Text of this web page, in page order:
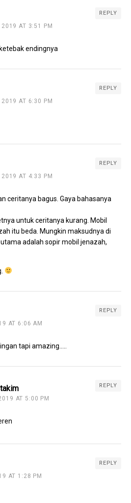
2019 AT 3:51 PM
REPLY
endingnya
2019 AT 6:30 PM
REPLY
2019 AT 4:33 PM
REPLY
ceritanya bagus. Gaya bahasanya
untuk ceritanya kurang. Mobil
itu beda. Mungkin maksudnya di
adalah sopir mobil jenazah,
AT 6:06 AM
REPLY
tapi amazing…..
AT 5:00 PM
REPLY
AT 1:28 PM
REPLY